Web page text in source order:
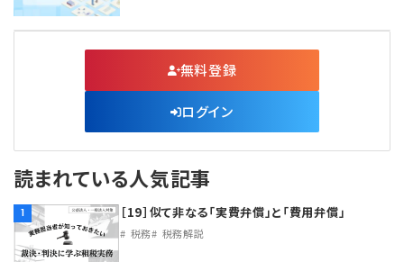
無料登録
ログイン
読まれている人気記事
1 ［19］似て非なる「実費弁償」と「費用弁償」
税務 税務解説